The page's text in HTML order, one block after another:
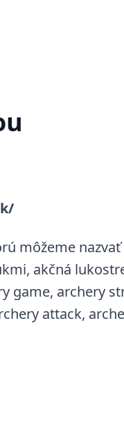
môžeme nazvať
akčná
game, archery
attack,